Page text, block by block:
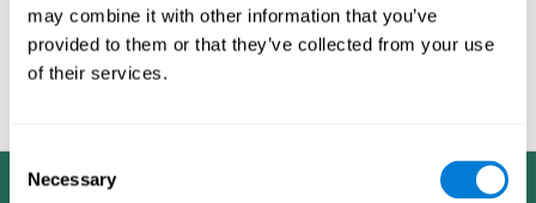
may combine it with other information that you’ve
provided to them or that they’ve collected from your use
of their services.
Consent
Selection
Necessary
προπόνηση του εγκεφάλου σας, όποτε θέλετε. Οι ασκήσεις
του εγκεφάλου είναι διασκεδαστικές και εύκολο να γίνουν.
Ξεκινήστε την αξιολόγηση και την προπόνηση των νοητικών
δεξιοτήτων σας σήμερα και να βελτιώστε την